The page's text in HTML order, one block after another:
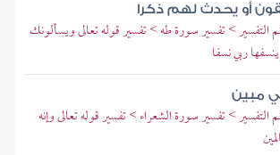
أو يحدث لهم ذكرا
التفسير > تفسير سورة طه > تفسير قوله تعالى ويسألونك
ربي نسفا
مبين
التفسير > تفسير سورة الشعراء > تفسير قوله تعالى وإنه